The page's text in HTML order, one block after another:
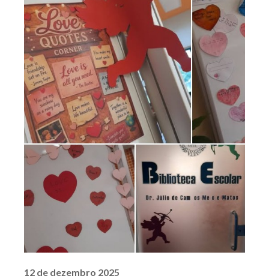
12 de dezembro 2025